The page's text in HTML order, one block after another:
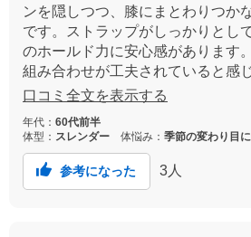
ンを隠しつつ、膝にまとわりつか
です。ストラップがしっかりとし
のホールド力に安心感があります
組み合わせが工夫されていると感
しても下着っぽくないカラー展開
口コミ全文を表示する
年代： 60代前半
体型： スレンダー 体悩み： 季節の変わり目
参考になった 3 人